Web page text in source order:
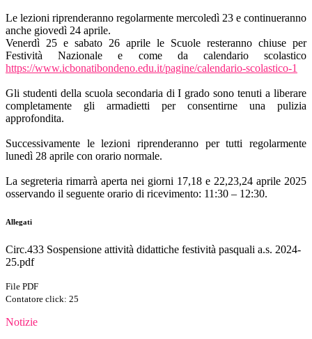
Le lezioni riprenderanno regolarmente mercoledì 23 e continueranno
anche giovedì 24 aprile.
Venerdì 25 e sabato 26 aprile le Scuole resteranno chiuse per
Festività Nazionale e come da calendario scolastico
https://www.icbonatibondeno.edu.it/pagine/calendario-scolastico-1
Gli studenti della scuola secondaria di I grado sono tenuti a liberare
completamente gli armadietti per consentirne una pulizia
approfondita.
Successivamente le lezioni riprenderanno per tutti regolarmente
lunedì 28 aprile con orario normale.
La segreteria rimarrà aperta nei giorni 17,18 e 22,23,24 aprile 2025
osservando il seguente orario di ricevimento: 11:30 – 12:30.
Allegati
Circ.433 Sospensione attività didattiche festività pasquali a.s. 2024-
25.pdf
File PDF
Contatore click: 25
Notizie